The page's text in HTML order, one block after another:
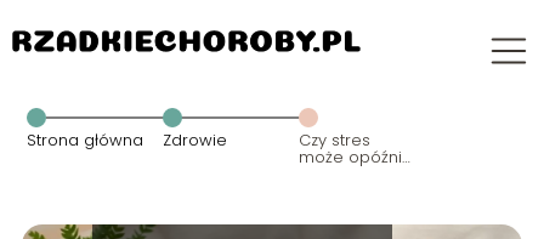
Strona główna Zdrowie Czy stres
może opóźnić
najważniejsze